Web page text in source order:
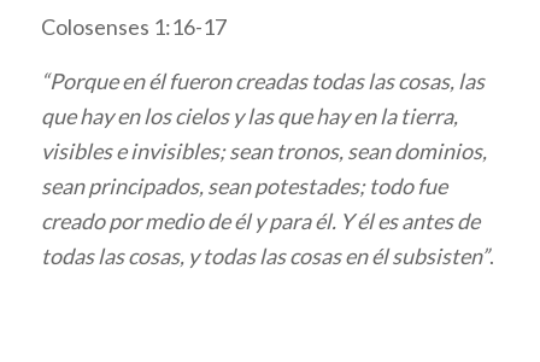
Colosenses 1:16-17
“Porque en él fueron creadas todas las cosas, las
que hay en los cielos y las que hay en la tierra,
visibles e invisibles; sean tronos, sean dominios,
sean principados, sean potestades; todo fue
creado por medio de él y para él. Y él es antes de
todas las cosas, y todas las cosas en él subsisten”.